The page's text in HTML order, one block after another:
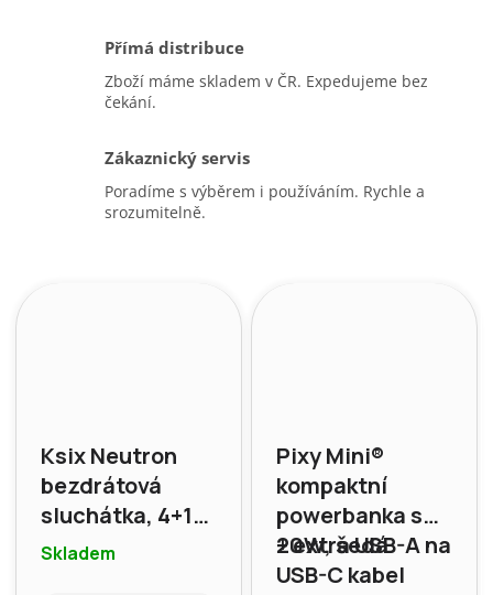
Přímá distribuce
Zboží máme skladem v ČR. Expedujeme bez
čekání.
Zákaznický servis
Poradíme s výběrem i používáním. Rychle a
srozumitelně.
Ksix Neutron
bezdrátová
sluchátka, 4+16
h, zelená
Skladem
Pixy Mini®
kompaktní
powerbanka s
20W, šedá
+ extra USB-A na
USB-C kabel